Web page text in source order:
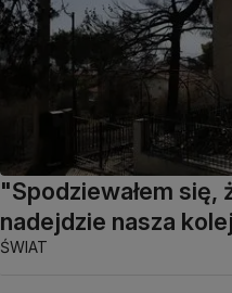
"Spodziewałem się,
nadejdzie nasza
ŚWIAT